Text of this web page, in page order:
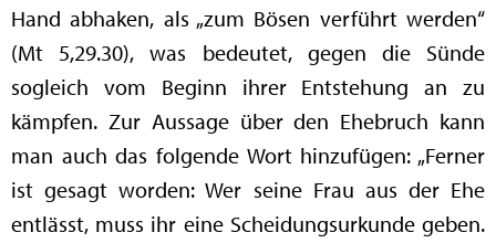
Hand abhaken, als „zum Bösen verführt werden“
(Mt 5,29.30), was bedeutet, gegen die Sünde
sogleich vom Beginn ihrer Entstehung an zu
kämpfen. Zur Aussage über den Ehebruch kann
man auch das folgende Wort hinzufügen: „Ferner
ist gesagt worden: Wer seine Frau aus der Ehe
entlässt, muss ihr eine Scheidungsurkunde geben.